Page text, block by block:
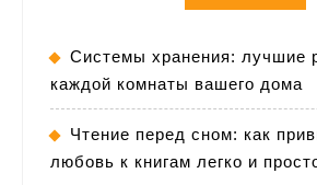
Системы хранения: лучшие
каждой комнаты вашего дома
Чтение перед сном: как
любовь к книгам легко и